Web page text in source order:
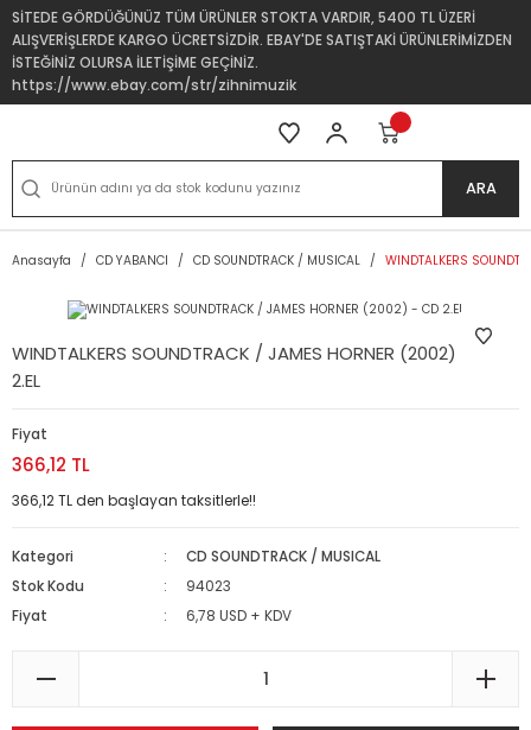
SİTEDE GÖRDÜĞÜNÜZ TÜM ÜRÜNLER STOKTA VARDIR, 5400 TL ÜZERİ
ALIŞVERİŞLERDE KARGO ÜCRETSİZDİR. EBAY'DE SATIŞTAKİ ÜRÜNLERİMİZDEN
İSTEĞİNİZ OLURSA İLETİŞİME GEÇİNİZ.
https://www.ebay.com/str/zihnimuzik
ARA
Anasayfa CD YABANCI CD SOUNDTRACK / MUSICAL WINDTALKERS
WINDTALKERS SOUNDTRACK / JAMES HORNER (2002) - CD
2.EL
Fiyat
366,12 TL
366,12 TL den başlayan taksitlerle!!
Kategori
CD SOUNDTRACK / MUSICAL
Stok Kodu
94023
Fiyat
6,78 USD + KDV